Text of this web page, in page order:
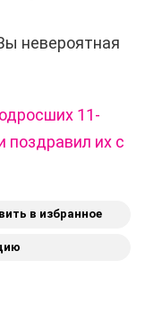
невероятная
11-
поздравил их с
в избранное